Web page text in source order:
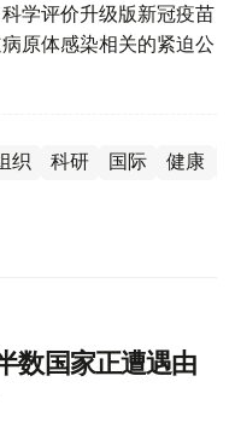
学评价升级版新冠疫苗
原体感染相关的紧迫公
织 科研 国际 健康
数国家正遭遇由